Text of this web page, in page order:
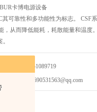
卡博电源设备
其可靠性和多功能性为标志。 CSF
，从而降低能耗，耗散能量和温度
咨询：021-51089719
件给我们：690531563@qq.com